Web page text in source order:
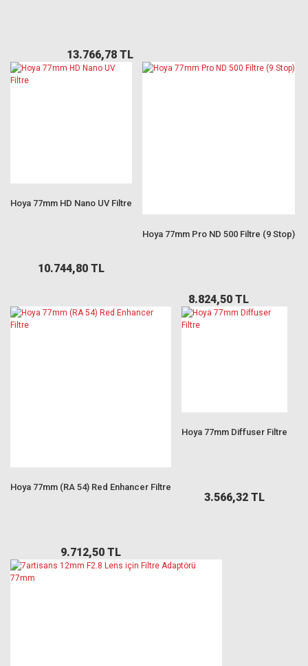
13.766,78 TL
Hoya 77mm HD Nano UV Filtre
10.744,80 TL
Hoya 77mm Pro ND 500 Filtre (9 Stop)
8.824,50 TL
Hoya 77mm (RA 54) Red Enhancer Filtre
9.712,50 TL
Hoya 77mm Diffuser Filtre
3.566,32 TL